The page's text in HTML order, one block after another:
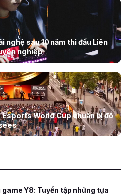
nghệ sau 10 năm thi đấu Liên
nghiệp
Esports World Cup chuẩn bị đổ
Y8: Tuyển tập những tựa